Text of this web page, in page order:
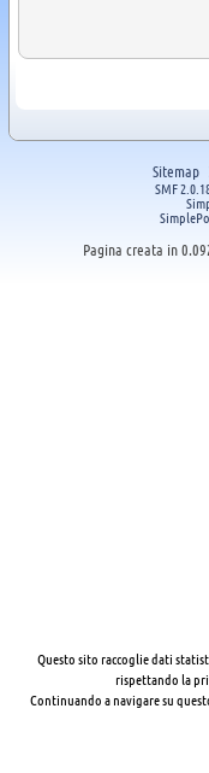
Sitemap
SMF
Pagina creata in
Questo sito raccoglie dati
rispettando la
Continuando a navigare su